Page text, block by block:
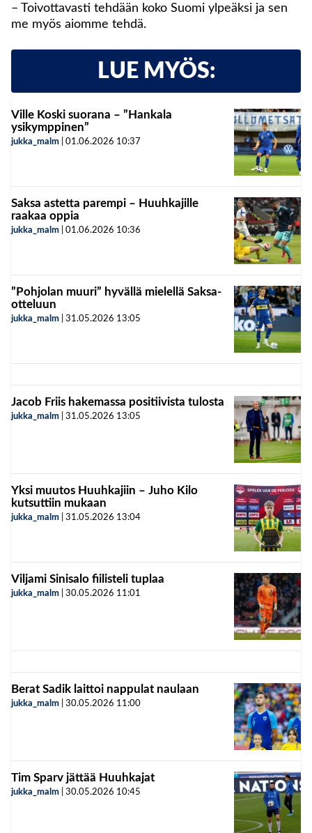
– Toivottavasti tehdään koko Suomi ylpeäksi ja sen
me myös aiomme tehdä.
LUE MYÖS:
Ville Koski suorana – ”Hankala
ysikymppinen”
jukka_malm 01.06.2026 10:37
Saksa astetta parempi – Huuhkajille
raakaa oppia
jukka_malm 01.06.2026 10:36
”Pohjolan muuri” hyvällä mielellä Saksa-
otteluun
jukka_malm 31.05.2026 13:05
Jacob Friis hakemassa positiivista tulosta
jukka_malm 31.05.2026 13:05
Yksi muutos Huuhkajiin – Juho Kilo
kutsuttiin mukaan
jukka_malm 31.05.2026 13:04
Viljami Sinisalo fiilisteli tuplaa
jukka_malm 30.05.2026 11:01
Berat Sadik laittoi nappulat naulaan
jukka_malm 30.05.2026 11:00
Tim Sparv jättää Huuhkajat
jukka_malm 30.05.2026 10:45